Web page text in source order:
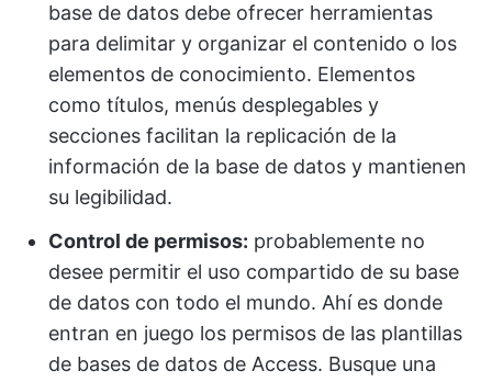
base de datos debe ofrecer herramientas
para delimitar y organizar el contenido o los
elementos de conocimiento. Elementos
como títulos, menús desplegables y
secciones facilitan la replicación de la
información de la base de datos y mantienen
su legibilidad.
Control de permisos: probablemente no
desee permitir el uso compartido de su base
de datos con todo el mundo. Ahí es donde
entran en juego los permisos de las plantillas
de bases de datos de Access. Busque una